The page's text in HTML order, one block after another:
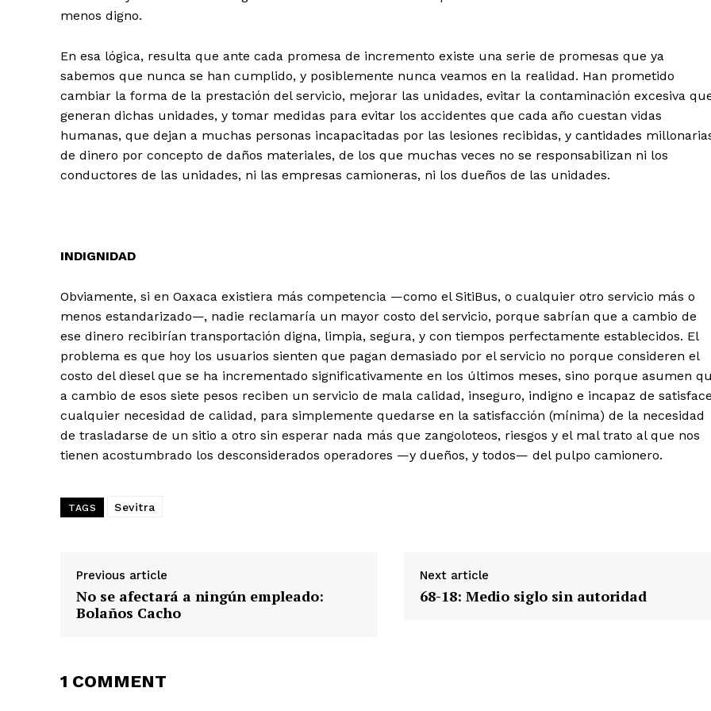
menos digno.
En esa lógica, resulta que ante cada promesa de incremento existe una serie de promesas que ya
sabemos que nunca se han cumplido, y posiblemente nunca veamos en la realidad. Han prometido
cambiar la forma de la prestación del servicio, mejorar las unidades, evitar la contaminación excesiva
generan dichas unidades, y tomar medidas para evitar los accidentes que cada año cuestan vidas
humanas, que dejan a muchas personas incapacitadas por las lesiones recibidas, y cantidades
de dinero por concepto de daños materiales, de los que muchas veces no se responsabilizan ni los
conductores de las unidades, ni las empresas camioneras, ni los dueños de las unidades.
INDIGNIDAD
Obviamente, si en Oaxaca existiera más competencia —como el SitiBus, o cualquier otro servicio más o
menos estandarizado—, nadie reclamaría un mayor costo del servicio, porque sabrían que a cambio de
ese dinero recibirían transportación digna, limpia, segura, y con tiempos perfectamente establecidos. El
problema es que hoy los usuarios sienten que pagan demasiado por el servicio no porque consideren el
costo del diesel que se ha incrementado significativamente en los últimos meses, sino porque asumen
a cambio de esos siete pesos reciben un servicio de mala calidad, inseguro, indigno e incapaz de
cualquier necesidad de calidad, para simplemente quedarse en la satisfacción (mínima) de la necesidad
de trasladarse de un sitio a otro sin esperar nada más que zangoloteos, riesgos y el mal trato al que nos
tienen acostumbrado los desconsiderados operadores —y dueños, y todos— del pulpo camionero.
TAGS Sevitra
Previous article
No se afectará a ningún empleado:
Bolaños Cacho
Next article
68-18: Medio siglo sin autoridad
1 COMMENT